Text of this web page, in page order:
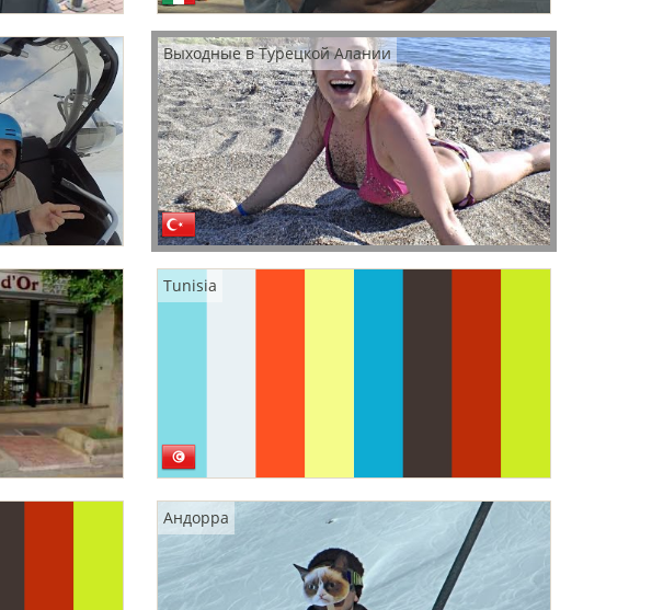
Выходные в Турецкой Алании
Tunisia
Андорра